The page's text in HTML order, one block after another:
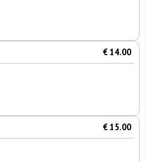
€ 14.00
€ 15.00